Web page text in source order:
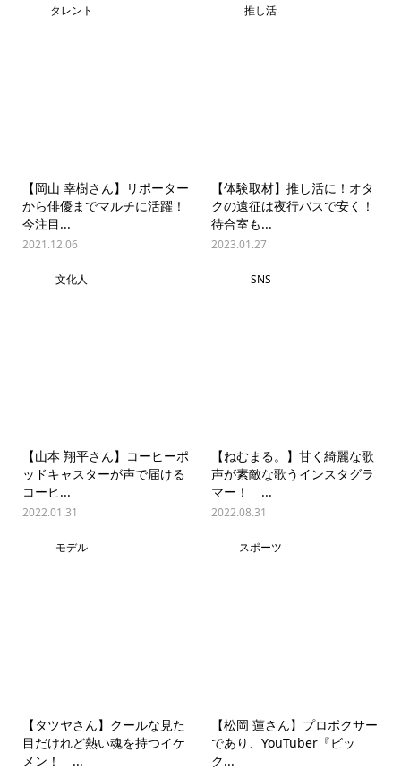
タレント
【岡山 幸樹さん】リポーター
から俳優までマルチに活躍！
今注目...
2021.12.06
推し活
【体験取材】推し活に！オタ
クの遠征は夜行バスで安く！
待合室も...
2023.01.27
文化人
【山本 翔平さん】コーヒーポ
ッドキャスターが声で届ける
コーヒ...
2022.01.31
SNS
【ねむまる。】甘く綺麗な歌
声が素敵な歌うインスタグラ
マー！ ...
2022.08.31
モデル
【タツヤさん】クールな見た
目だけれど熱い魂を持つイケ
メン！ ...
スポーツ
【松岡 蓮さん】プロボクサー
であり、YouTuber『ビッ
ク...